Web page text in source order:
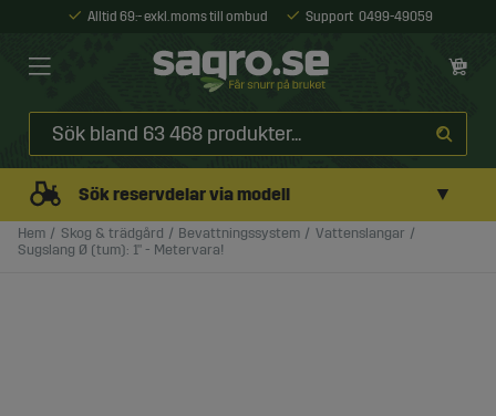
Alltid 69:- exkl. moms till ombud Support 0499-49059
Sök reservdelar via modell ▼
Hem Skog & trädgård Bevattningssystem
Vattenslangar
Sugslang Ø (tum): 1" - Metervara!